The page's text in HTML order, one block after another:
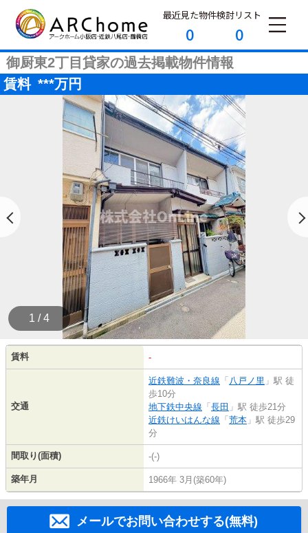
最近見た物件
0
検討リスト
0
御厨東2丁目貸家の過去掲載物件情報
賃料 ***万円
1 / 4
賃料 -
交通
近鉄難波・奈良線 「 八戸ノ里 」駅 徒
歩10分
地下鉄中央線 「 長田 」駅 徒歩21分
近鉄けいはんな線 「 荒本 」駅 徒歩29
分
間取り(面積) -(-)
築年月 1966年 3月(築60年)
メールでお問い合わせする(無料)